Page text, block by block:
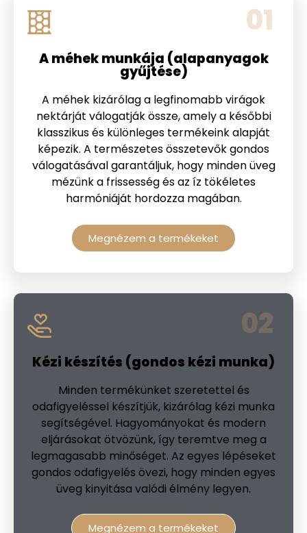
01
A méhek munkája (alapanyagok
gyűjtése)
A méhek kizárólag a legfinomabb virágok
nektárját válogatják össze, amely a későbbi
klasszikus és különleges termékeink alapját
képezik. A természetes összetevők gondos
válogatásával garantáljuk, hogy minden üveg
mézünk a frissesség és az íz tökéletes
harmóniáját hordozza magában.
Megnézem a termékeket
02
Kézi készítés (gondos kézi munka)
Minden termékünket szeretettel és
odafigyeléssel készítjük, kizárólag kézi munka
segítségével. Hagyományokat és modern
eljárásokat ötvözünk, így teremtve meg a
legmagasabb minőséget. Az egyes lépéseket
gondos odafigyelés övezi, hogy minden egyes
üveg kinyitása valódi élmény legyen.
Megnézem a termékeket